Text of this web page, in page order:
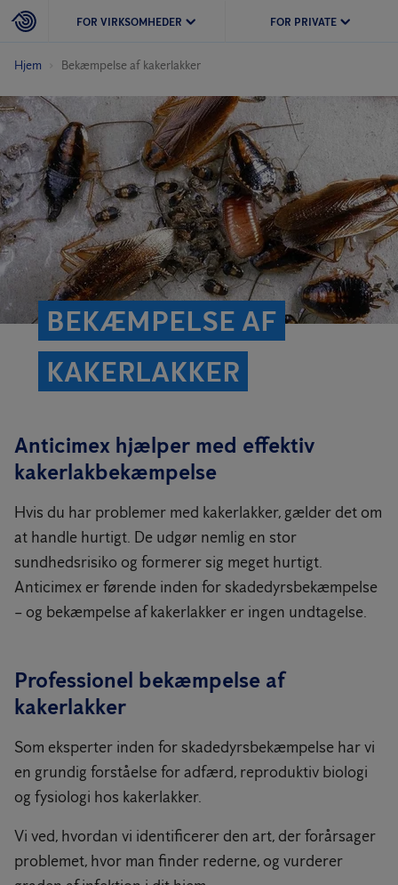
FOR VIRKSOMHEDER FOR PRIVATE
Hjem Bekæmpelse af kakerlakker
BEKÆMPELSE AF
KAKERLAKKER
Anticimex hjælper med effektiv
kakerlakbekæmpelse
Hvis du har problemer med kakerlakker, gælder det om
at handle hurtigt. De udgør nemlig en stor
sundhedsrisiko og formerer sig meget hurtigt.
Anticimex er førende inden for skadedyrsbekæmpelse
– og bekæmpelse af kakerlakker er ingen undtagelse.
Professionel bekæmpelse af
kakerlakker
Som eksperter inden for skadedyrsbekæmpelse har vi
en grundig forståelse for adfærd, reproduktiv biologi
og fysiologi hos kakerlakker.
Vi ved, hvordan vi identificerer den art, der forårsager
problemet, hvor man finder rederne, og vurderer